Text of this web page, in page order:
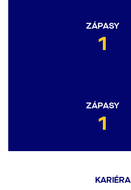
ZÁPASY
1
ZÁPASY
1
KARIÉRA